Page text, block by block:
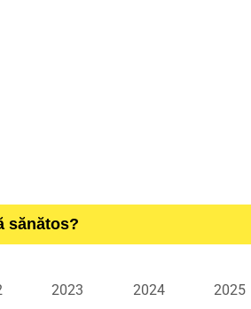
sănătos?
2023 2024 2025